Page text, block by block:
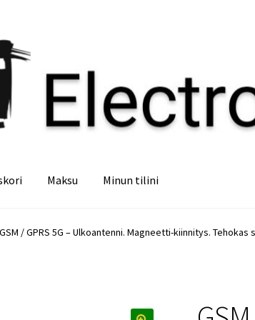
Maksu Minun tilini
Ostoskori
GSM / GPRS 5G – Ulkoantenni. Magneetti-kiinnitys. Tehokas